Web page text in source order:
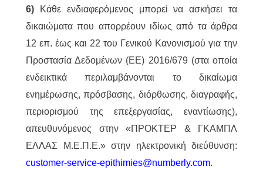
6)
Κάθε ενδιαφερόμενος μπορεί να ασκήσει τα
δικαιώματα που απορρέουν ιδίως από τα άρθρα
12 επ. έως και 22 του Γενικού Κανονισμού για την
Προστασία Δεδομένων (ΕΕ) 2016/679 (στα οποία
ενδεικτικά περιλαμβάνονται το δικαίωμα
ενημέρωσης, πρόσβασης, διόρθωσης, διαγραφής,
περιορισμού της επεξεργασίας, εναντίωσης),
απευθυνόμενος στην «ΠΡΟΚΤΕΡ & ΓΚΑΜΠΛ
ΕΛΛΑΣ M.Ε.Π.Ε.» στην ηλεκτρονική διεύθυνση:
customer-service-epithimies@numberly.com.